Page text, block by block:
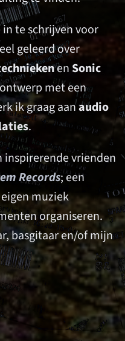
in te schrijven voor
geleerd over
enSonic
met een
ik graag aanaudio
.
inspirerende vrienden
Records; een
muziek
organiseren.
basgitaar en/of mijn